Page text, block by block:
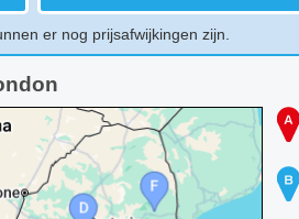
er nog prijsafwijkingen zijn.